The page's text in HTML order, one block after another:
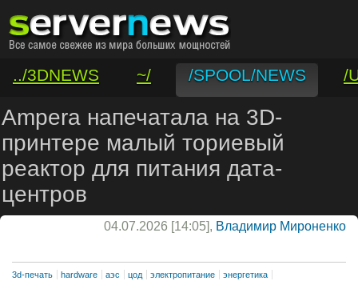
../3DNEWS ~/ /SPOOL/NEWS
/
/VAR/CONTACT
Ampera напечатала на 3D-
принтере малый ториевый
реактор для питания дата-
центров
04.07.2026 [14:05], Владимир Мироненко
3d-печать hardware аэс цод электропитание энергетика